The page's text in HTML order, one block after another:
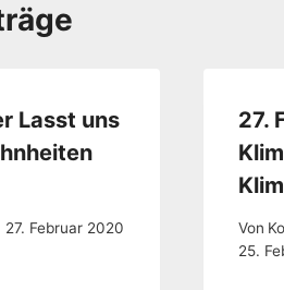
Lasst uns
27. Februar 2020
27.
Von
25.